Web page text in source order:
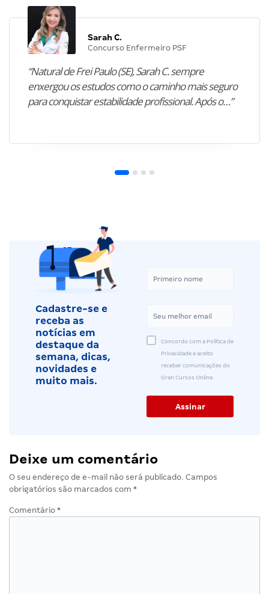
Sarah C.
Concurso Enfermeiro PSF
“Natural de Frei Paulo (SE), Sarah C. sempre
enxergou os estudos como o caminho mais seguro
para conquistar estabilidade profissional. Após o…”
Cadastre-se e
receba as
notícias em
destaque da
semana, dicas,
novidades e
muito mais.
Concordo com a Política de
Privacidade e aceito
receber comunicações do
Gran Cursos Online.
Deixe um comentário
O seu endereço de e-mail não será publicado. Campos
obrigatórios são marcados com *
Comentário *